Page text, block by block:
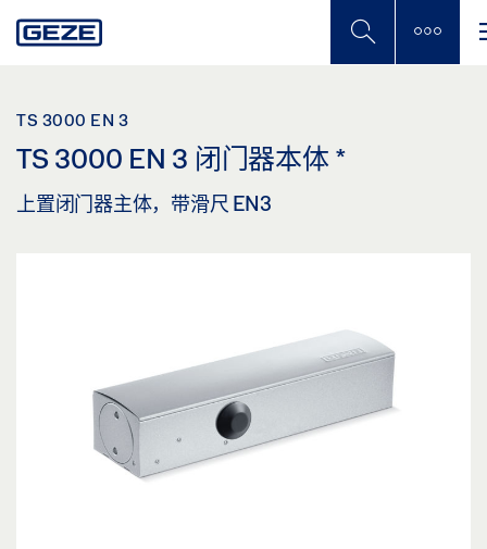
to
TS 3000 EN 3
TS 3000 EN 3 闭门器本体 *
上置闭门器主体，带滑尺 EN3